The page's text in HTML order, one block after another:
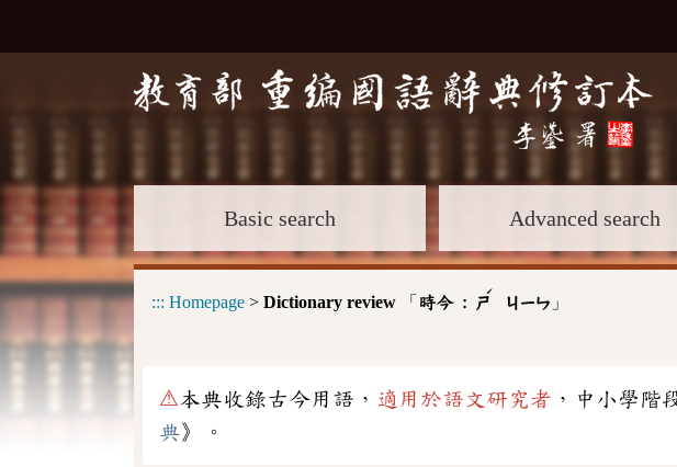
Basic search Advanced search
::: Homepage > Dictionary review 「 時今 : ㄕ
ˊ
ㄐㄧㄣ 」
⚠本典收錄古今用語， 適用於語文研究者 ，中小學階
典》。